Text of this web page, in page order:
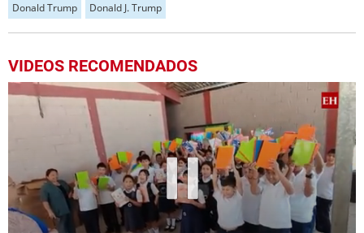
Donald Trump Donald J. Trump
VIDEOS RECOMENDADOS